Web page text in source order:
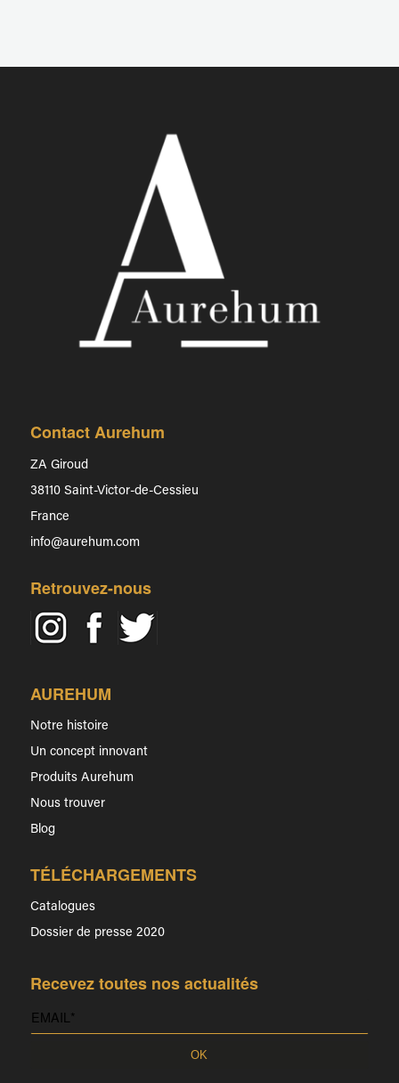
Contact Aurehum
ZA Giroud
38110 Saint-Victor-de-Cessieu
France
info@aurehum.com
Retrouvez-nous
AUREHUM
Notre histoire
Un concept innovant
Produits Aurehum
Nous trouver
Blog
TÉLÉCHARGEMENTS
Catalogues
Dossier de presse 2020
Recevez toutes nos actualités